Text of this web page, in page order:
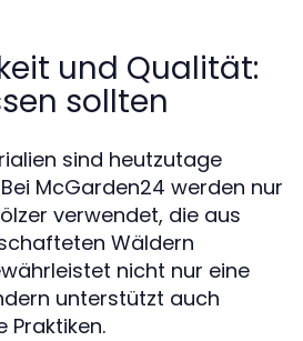
und Qualität:
sollten
sind heutzutage
McGarden24 werden nur
verwendet, die aus
Wäldern
nicht nur eine
unterstützt auch
Praktiken.